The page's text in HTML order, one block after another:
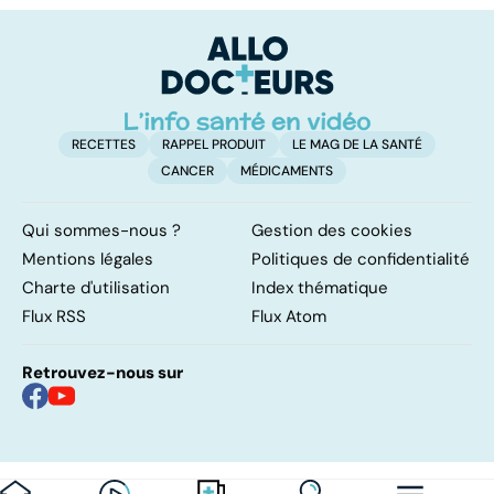
solution ?
RECETTES RAPPEL PRODUIT
LE MAG DE LA SANTÉ
CANCER
MÉDICAMENTS
Qui sommes-nous ?
Gestion des cookies
Mentions légales
Politiques de confidentialité
Charte d'utilisation
Index thématique
Flux RSS
Flux Atom
Retrouvez-nous sur